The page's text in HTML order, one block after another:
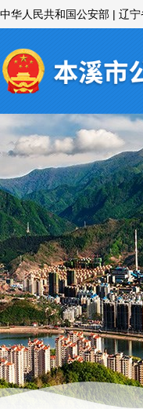
中华人民共和国公安部 | 辽宁